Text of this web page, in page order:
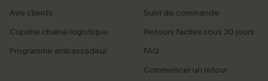
Avis clients
Cupshe chaîne logistique
Programme ambassadeur
Suivi de commande
Retours faciles sous 30 jours
FAQ
Commencer un retour